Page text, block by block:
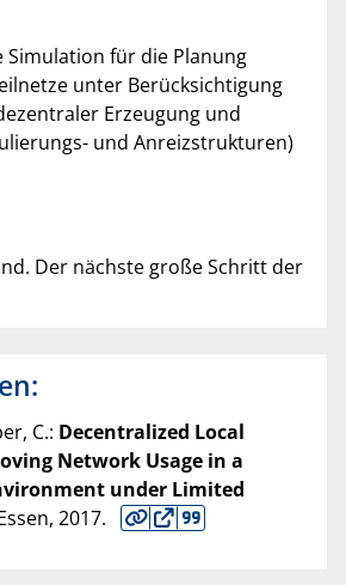
Simulation für die Planung
unter Berücksichtigung
Erzeugung und
und Anreizstrukturen)
Der nächste große Schritt der
C.: Decentralized Local
Network Usage in a
under Limited
2017.